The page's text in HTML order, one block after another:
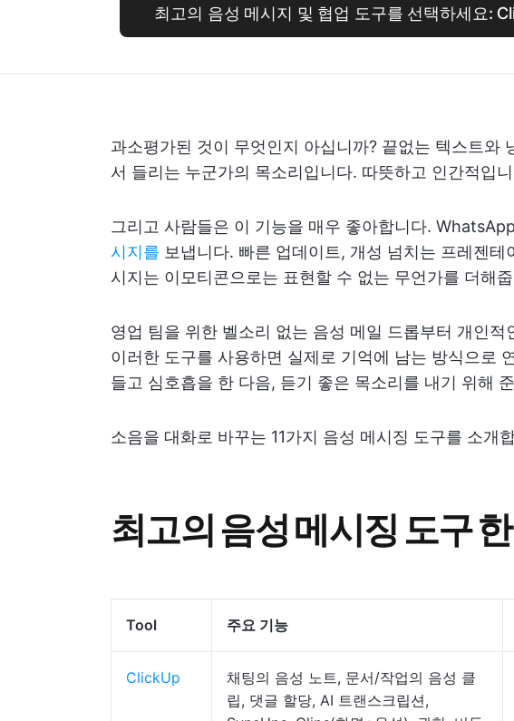
최고의 음성 메시지 및 협업 도구를 선택하세요:
과소평가된 것이 무엇인지 아십니까? 끝없는 텍스트와
서 들리는 누군가의 목소리입니다. 따뜻하고 인간적입
그리고 사람들은 이 기능을 매우 좋아합니다.
시지를 보냅니다. 빠른 업데이트, 개성 넘치는 프레젠
시지는 이모티콘으로는 표현할 수 없는 무언가를 더해
영업 팀을 위한 벨소리 없는 음성 메일 드롭부터 개인
이러한 도구를 사용하면 실제로 기억에 남는 방식으로
들고 심호흡을 한 다음, 듣기 좋은 목소리를 내기 위해
소음을 대화로 바꾸는 11가지 음성 메시징 도구를 소개
최고의 음성 메시징 도구
Tool 주요 기능
ClickUp
채팅의 음성 노트, 문서/작업의 음성 클
립, 댓글 할당, AI 트랜스크립션,